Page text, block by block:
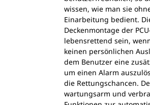
wissen, wie man sie
Einarbeitung bedient.
Deckenmontage der
lebensrettend sein,
keinen persönlichen
dem Benutzer eine
um einen Alarm
die Rettungschancen.
wartungsarm und